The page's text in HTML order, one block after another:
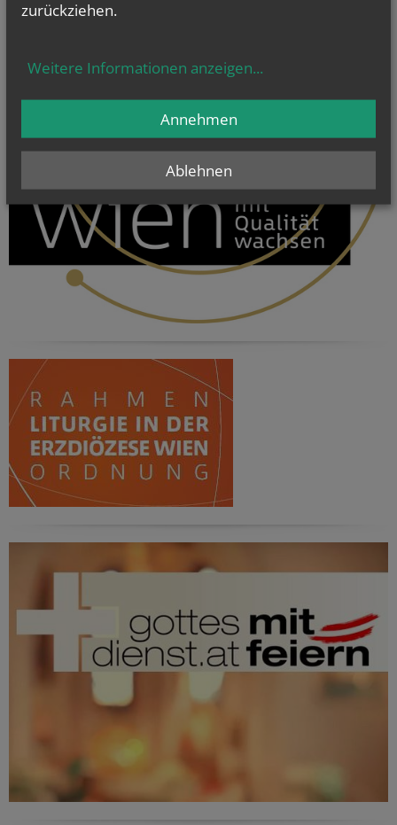
zurückziehen.
Weitere Informationen anzeigen...
Ablehnen
Annehmen